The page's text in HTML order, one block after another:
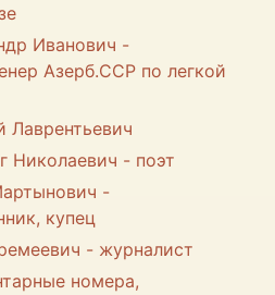
Иванович -
Азерб.ССР по легкой
Лаврентьевич
Николаевич - поэт
-
купец
- журналист
номера,